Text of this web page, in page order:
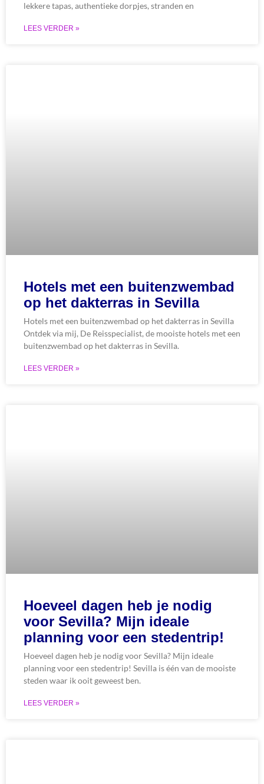
lekkere tapas, authentieke dorpjes, stranden en
LEES VERDER »
Hotels met een buitenzwembad
op het dakterras in Sevilla
Hotels met een buitenzwembad op het dakterras in Sevilla
Ontdek via mij, De Reisspecialist, de mooiste hotels met een
buitenzwembad op het dakterras in Sevilla.
LEES VERDER »
Hoeveel dagen heb je nodig
voor Sevilla? Mijn ideale
planning voor een stedentrip!
Hoeveel dagen heb je nodig voor Sevilla? Mijn ideale
planning voor een stedentrip! Sevilla is één van de mooiste
steden waar ik ooit geweest ben.
LEES VERDER »